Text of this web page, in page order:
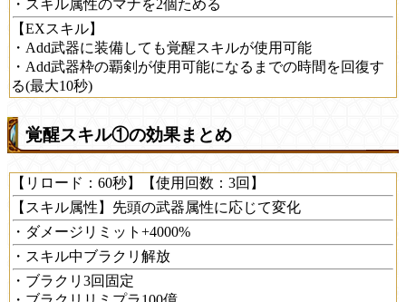
・スキル属性のマナを2個ためる
【EXスキル】
・Add武器に装備しても覚醒スキルが使用可能
・Add武器枠の覇剣が使用可能になるまでの時間を回復す
る(最大10秒)
覚醒スキル①の効果まとめ
【リロード：60秒】【使用回数：3回】
【スキル属性】先頭の武器属性に応じて変化
・ダメージリミット+4000%
・スキル中ブラクリ解放
・ブラクリ3回固定